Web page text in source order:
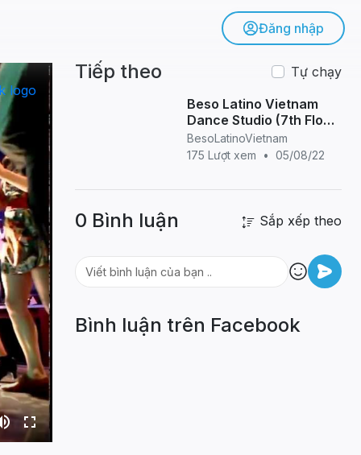
Đăng nhập
Tiếp theo
Tự chạy
Beso Latino Vietnam
Dance Studio (7th Floor,
141 Ba Trieu Str, Hanoi) -
Student Demo Bachata
BesoLatinoVietnam
175 Lượt xem
• 05/08/22
0 Bình luận Sắp xếp theo
Bình luận trên Facebook